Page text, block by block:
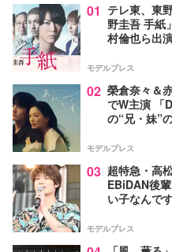
01 テレ東、東
野圭吾 手紙
村倫也ら出
モデルプレス
02 榮倉奈々＆
でW主演 「
の“兄・妹”
モデルプレス
03 超特急・高
EBiDAN後
い子なんで
モデルプレス